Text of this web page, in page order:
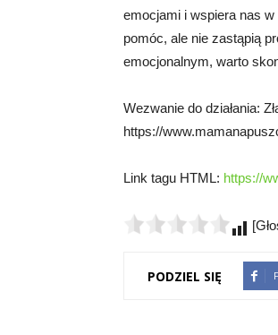
emocjami i wspiera nas
pomóc, ale nie zastąpią
emocjonalnym, warto
Wezwanie do działania:
https://
Link tagu HTML: https://
PODZIEL SIĘ